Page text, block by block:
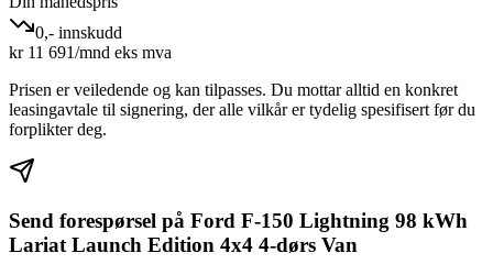
0,- innskudd
kr 11 691/mnd eks mva
Prisen er veiledende og kan tilpasses. Du mottar alltid en konkret
leasingavtale til signering, der alle vilkår er tydelig spesifisert før du
forplikter deg.
Send forespørsel på Ford F-150 Lightning 98 kWh
Lariat Launch Edition 4x4 4-dørs Van